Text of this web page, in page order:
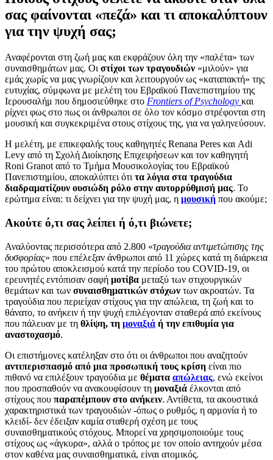
σας φαίνονται «πεζά» και τι αποκαλύπτουν
για την ψυχή σας;
Αναφέρονται στη ζωή μας και εκφράζουν όλη την «παλέτα» των
συναισθημάτων μας. Οι στίχοι των τραγουδιών «μιλούν» για
εμάς χωρίς να μας γνωρίζουν και λειτουργούν ως «καταπακτή» της
ευτυχίας, σύμφωνα με μελέτη του Εβραϊκού Πανεπιστημίου της
Ιερουσαλήμ που δημοσιεύθηκε στο Frontiers of Psychology και
ρίχνει φως στο πως οι άνθρωποι σε όλο τον κόσμο στρέφονται στη
μουσική και συγκεκριμένα στους στίχους της, για να γαληνεύσουν.
Η μελέτη, με επικεφαλής τους καθηγητές Renana Peres και Adi
Levy από τη Σχολή Διοίκησης Επιχειρήσεων και τον καθηγητή
Roni Granot από το Τμήμα Μουσικολογίας του Εβραϊκού
Πανεπιστημίου, αποκαλύπτει ότι τα λόγια στα τραγούδια
διαδραματίζουν ουσιώδη ρόλο στην αυτορρύθμισή μας. Το
ερώτημα είναι: τι δείχνει για την ψυχή μας, η μουσική που ακούμε;
Ακούτε ό,τι σας λείπει ή ό,τι βιώνετε;
Αναλύοντας περισσότερα από 2.800 «τραγούδια αντιμετώπισης της
δυσφορίας» που επέλεξαν άνθρωποι από 11 χώρες κατά τη διάρκεια
του πρώτου αποκλεισμού κατά την περίοδο του COVID-19, οι
ερευνητές εντόπισαν σαφή μοτίβα μεταξύ των στιχουργικών
θεμάτων και των συναισθηματικών στόχων των ακροατών. Τα
τραγούδια που περιείχαν στίχους για την απώλεια, τη ζωή και το
θάνατο, το ανήκειν ή την ψυχή επιλέγονταν σταθερά από εκείνους
που πάλευαν με τη θλίψη, τη μοναξιά ή την επιθυμία για
αναστοχασμό.
Οι επιστήμονες κατέληξαν στο ότι οι άνθρωποι που αναζητούν
αντιπερισπασμό από μια προσωπική τους κρίση είναι πιο
πιθανό να επιλέξουν τραγούδια με θέματα απώλειας, ενώ εκείνοι
που προσπαθούν να ανακουφίσουν τη μοναξιά έλκονται από
στίχους που παραπέμπουν στο ανήκειν. Αντίθετα, τα ακουστικά
χαρακτηριστικά των τραγουδιών -όπως ο ρυθμός, η αρμονία ή το
κλειδί- δεν έδειξαν καμία σταθερή σχέση με τους
συναισθηματικούς στόχους. Μπορεί να χρησιμοποιούμε τους
στίχους ως «άγκυρα», αλλά ο τρόπος με τον οποίο αντηχούν μέσα
στον καθένα μας συναισθηματικά, είναι ατομικός.